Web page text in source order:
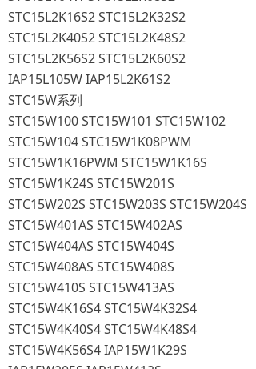
STC15L2K16S2 STC15L2K32S2
STC15L2K40S2 STC15L2K48S2
STC15L2K56S2 STC15L2K60S2
IAP15L105W IAP15L2K61S2
STC15W系列
STC15W100 STC15W101 STC15W102
STC15W104 STC15W1K08PWM
STC15W1K16PWM STC15W1K16S
STC15W1K24S STC15W201S
STC15W202S STC15W203S STC15W204S
STC15W401AS STC15W402AS
STC15W404AS STC15W404S
STC15W408AS STC15W408S
STC15W410S STC15W413AS
STC15W4K16S4 STC15W4K32S4
STC15W4K40S4 STC15W4K48S4
STC15W4K56S4 IAP15W1K29S